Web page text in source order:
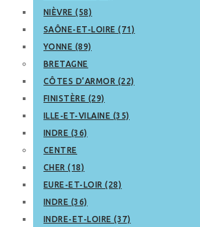
NIÈVRE (58)
SAÔNE-ET-LOIRE (71)
YONNE (89)
BRETAGNE
CÔTES D’ARMOR (22)
FINISTÈRE (29)
ILLE-ET-VILAINE (35)
INDRE (36)
CENTRE
CHER (18)
EURE-ET-LOIR (28)
INDRE (36)
INDRE-ET-LOIRE (37)